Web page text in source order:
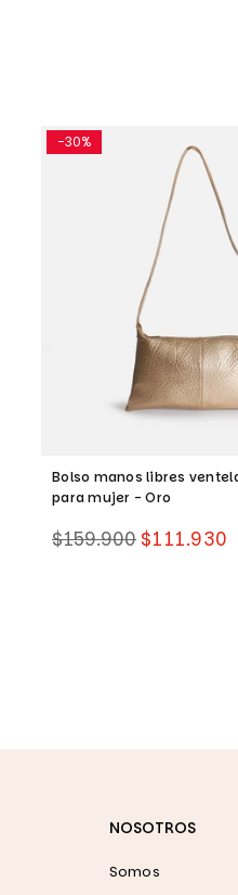
-30%
Bolso manos libres
para mujer - Oro
Precio
$159.900 $111.930
NOSOTROS
Somos